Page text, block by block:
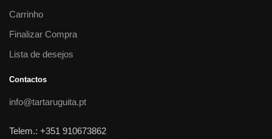
Carrinho
Finalizar Compra
Lista de desejos
Contactos
info@tartaruguita.pt
Telem.: +351 910673862